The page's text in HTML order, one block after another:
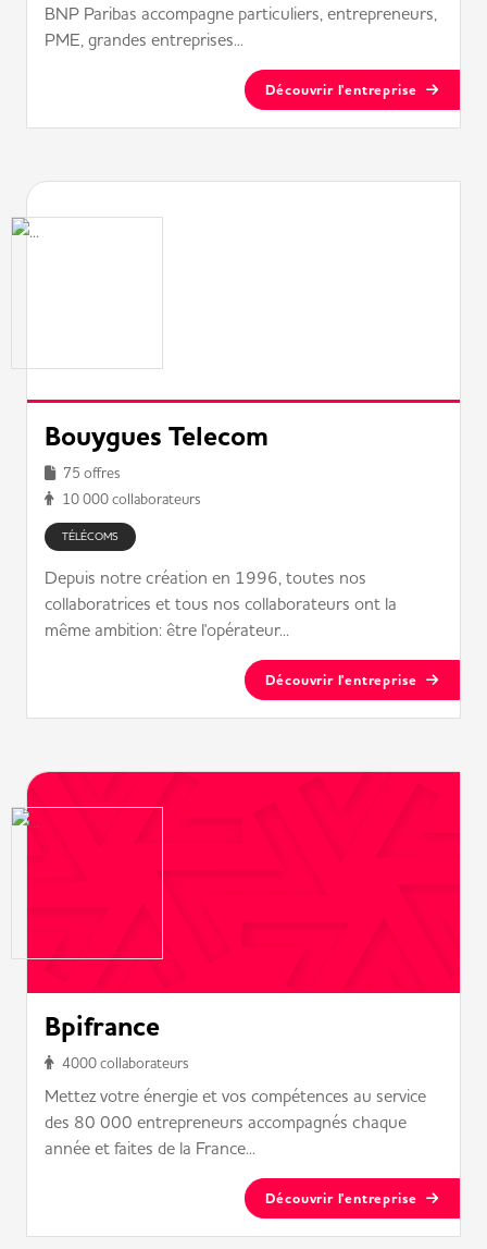
BNP Paribas accompagne particuliers, entrepreneurs,
PME, grandes entreprises...
Découvrir l'entreprise
Bouygues Telecom
75 offres
10 000 collaborateurs
TÉLÉCOMS
Depuis notre création en 1996, toutes nos
collaboratrices et tous nos collaborateurs ont la
même ambition: être l'opérateur...
Découvrir l'entreprise
Bpifrance
4000 collaborateurs
Mettez votre énergie et vos compétences au service
des 80 000 entrepreneurs accompagnés chaque
année et faites de la France...
Découvrir l'entreprise